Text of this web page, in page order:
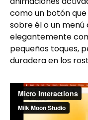
como un botón
sobre él o un menú
elegantemente
pequeños toques,
duradera en los